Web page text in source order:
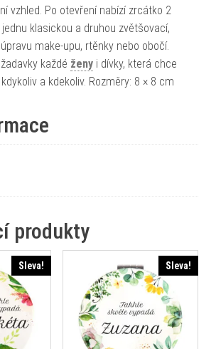
vzhled. Po otevření nabízí zrcátko 2
klasickou a druhou zvětšovací,
make-upu, rtěnky nebo obočí.
každé ženy i dívky, která chce
a kdekoliv. Rozměry: 8 × 8 cm
produkty
Sleva! Sleva!